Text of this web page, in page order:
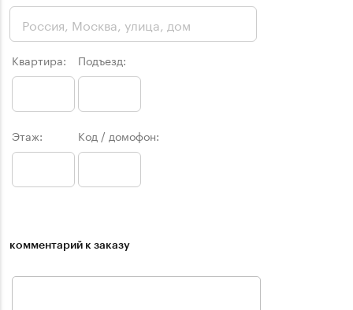
Квартира: Подъезд:
Этаж: Код / домофон:
комментарий к заказу